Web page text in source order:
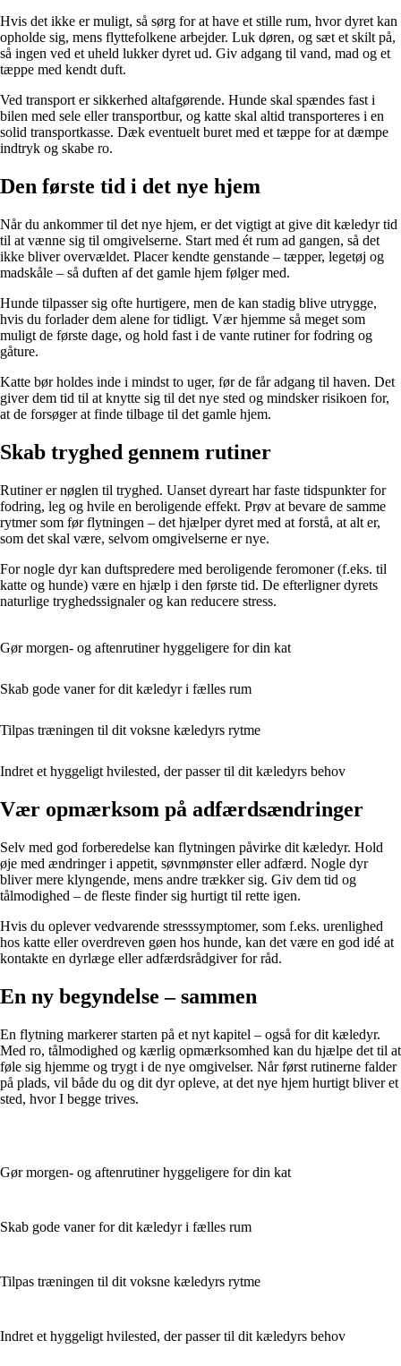
Hvis det ikke er muligt, så sørg for at have et stille rum, hvor dyret kan
opholde sig, mens flyttefolkene arbejder. Luk døren, og sæt et skilt på,
så ingen ved et uheld lukker dyret ud. Giv adgang til vand, mad og et
tæppe med kendt duft.
Ved transport er sikkerhed altafgørende. Hunde skal spændes fast i
bilen med sele eller transportbur, og katte skal altid transporteres i en
solid transportkasse. Dæk eventuelt buret med et tæppe for at dæmpe
indtryk og skabe ro.
Den første tid i det nye hjem
Når du ankommer til det nye hjem, er det vigtigt at give dit kæledyr tid
til at vænne sig til omgivelserne. Start med ét rum ad gangen, så det
ikke bliver overvældet. Placer kendte genstande – tæpper, legetøj og
madskåle – så duften af det gamle hjem følger med.
Hunde tilpasser sig ofte hurtigere, men de kan stadig blive utrygge,
hvis du forlader dem alene for tidligt. Vær hjemme så meget som
muligt de første dage, og hold fast i de vante rutiner for fodring og
gåture.
Katte bør holdes inde i mindst to uger, før de får adgang til haven. Det
giver dem tid til at knytte sig til det nye sted og mindsker risikoen for,
at de forsøger at finde tilbage til det gamle hjem.
Skab tryghed gennem rutiner
Rutiner er nøglen til tryghed. Uanset dyreart har faste tidspunkter for
fodring, leg og hvile en beroligende effekt. Prøv at bevare de samme
rytmer som før flytningen – det hjælper dyret med at forstå, at alt er,
som det skal være, selvom omgivelserne er nye.
For nogle dyr kan duftspredere med beroligende feromoner (f.eks. til
katte og hunde) være en hjælp i den første tid. De efterligner dyrets
naturlige tryghedssignaler og kan reducere stress.
Gør morgen- og aftenrutiner hyggeligere for din kat
Skab gode vaner for dit kæledyr i fælles rum
Tilpas træningen til dit voksne kæledyrs rytme
Indret et hyggeligt hvilested, der passer til dit kæledyrs behov
Vær opmærksom på adfærdsændringer
Selv med god forberedelse kan flytningen påvirke dit kæledyr. Hold
øje med ændringer i appetit, søvnmønster eller adfærd. Nogle dyr
bliver mere klyngende, mens andre trækker sig. Giv dem tid og
tålmodighed – de fleste finder sig hurtigt til rette igen.
Hvis du oplever vedvarende stresssymptomer, som f.eks. urenlighed
hos katte eller overdreven gøen hos hunde, kan det være en god idé at
kontakte en dyrlæge eller adfærdsrådgiver for råd.
En ny begyndelse – sammen
En flytning markerer starten på et nyt kapitel – også for dit kæledyr.
Med ro, tålmodighed og kærlig opmærksomhed kan du hjælpe det til at
føle sig hjemme og trygt i de nye omgivelser. Når først rutinerne falder
på plads, vil både du og dit dyr opleve, at det nye hjem hurtigt bliver et
sted, hvor I begge trives.
Gør morgen- og aftenrutiner hyggeligere for din kat
Skab gode vaner for dit kæledyr i fælles rum
Tilpas træningen til dit voksne kæledyrs rytme
Indret et hyggeligt hvilested, der passer til dit kæledyrs behov